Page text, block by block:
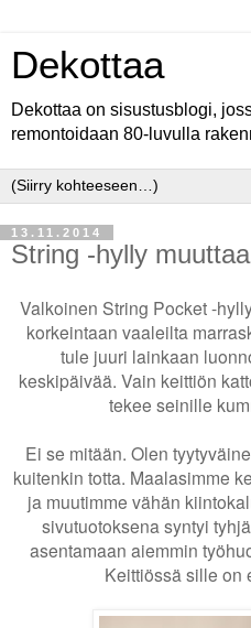
Dekottaa
Dekottaa on sisustusblogi,
remontoidaan 80-luvulla
13.11.2014
String -hylly
Valkoinen String Pocket -
korkeintaan vaaleilta
tule juuri lainkaan
keskipäivää. Vain keittiön
tekee seinille
Ei se mitään. Olen
kuitenkin totta. Maalasimme
ja muutimme vähän
sivutuotoksena syntyi
asentamaan aiemmin
Keittiössä sille on